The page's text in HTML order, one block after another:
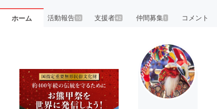
ホーム 活動報告10 支援者42 仲間募集 1 コメント